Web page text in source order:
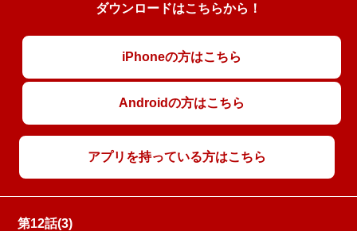
ダウンロードはこちらから！
iPhoneの方はこちら
Androidの方はこちら
アプリを持っている方はこちら
第12話(3)